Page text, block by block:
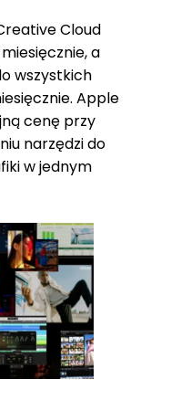
Cloud
a
wszystkich
Apple
cenę przy
narzędzi do
w jednym